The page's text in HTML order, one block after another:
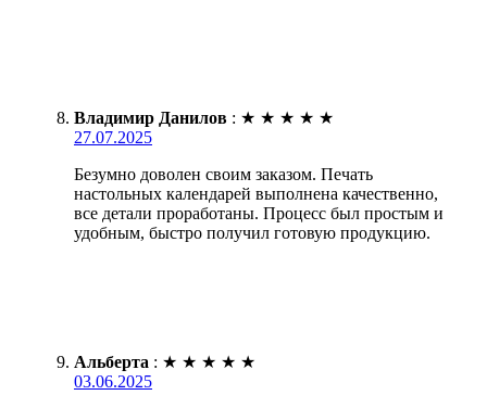
Владимир Данилов : ★ ★ ★ ★ ★
27.07.2025
Безумно доволен своим заказом. Печать
настольных календарей выполнена качественно,
все детали проработаны. Процесс был простым и
удобным, быстро получил готовую продукцию.
Альберта : ★ ★ ★ ★ ★
03.06.2025